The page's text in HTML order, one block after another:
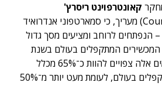
קאונטרפוינט ריסרץ'
(Counterpoint Research) מעריך, כי סמארטפוני אנדרואיד
הנפתחים לרוחב ומציעים מסך גדול
המכשירים המתקפלים בעולם בשנת
2026. לפי התחזית, דגמים אלה צפויים להוות כ־65% מכלל
משלוחי המכשירים המתקפלים בעולם, לעומת מעט יותר מ־50%